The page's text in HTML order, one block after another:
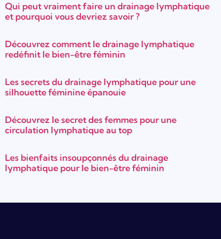
Qui peut vraiment faire un drainage lymphatique
et pourquoi vous devriez savoir ?
Découvrez comment le drainage lymphatique
redéfinit le bien-être féminin
Les secrets du drainage lymphatique pour une
silhouette féminine épanouie
Découvrez le secret des femmes pour une
circulation lymphatique au top
Les bienfaits insoupçonnés du drainage
lymphatique pour le bien-être féminin